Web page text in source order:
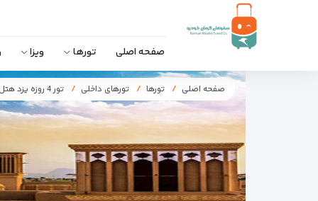
صفحه اصلی تورها ویزا
صفحه اصلی تورها تورهای داخلی تور 4 روزه یزد هتل 4ستاره ارگ جدید